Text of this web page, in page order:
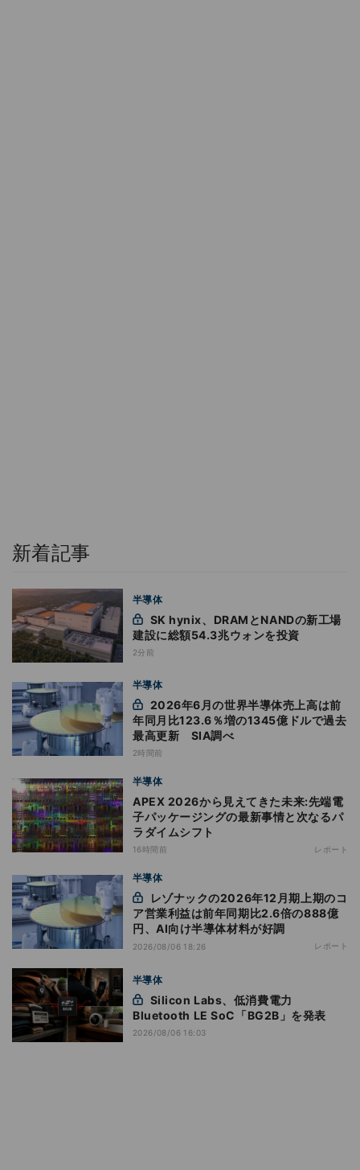
新着記事
半導体
建設に総額54.3兆ウォンを投資
2分前
半導体
年同月比123.6％増の1345億ドルで過去
最高更新 SIA調べ
2時間前
半導体
APEX 2026から見えてきた未来:先端電
子パッケージングの最新事情と次なるパ
ラダイムシフト
16時間前 レポート
半導体
ア営業利益は前年同期比2.6倍の888億
円、AI向け半導体材料が好調
2026/08/06 18:26 レポート
半導体
Bluetooth LE SoC「BG2B」を発表
2026/08/06 16:03